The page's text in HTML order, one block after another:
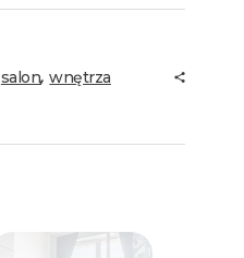
salon,wnętrza